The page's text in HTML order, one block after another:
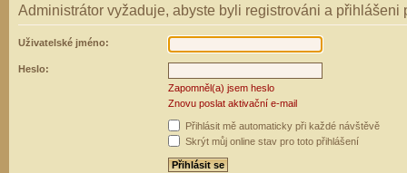
Administrátor vyžaduje, abyste byli registrováni a přihlášeni
Uživatelské jméno:
Heslo:
Zapomněl(a) jsem heslo
Znovu poslat aktivační e-mail
Přihlásit mě automaticky při každé návštěvě
Skrýt můj online stav pro toto přihlášení